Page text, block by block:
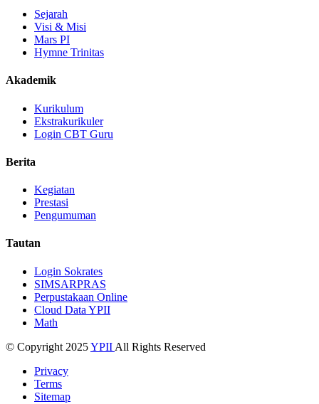
Sejarah
Visi & Misi
Mars PI
Hymne Trinitas
Akademik
Kurikulum
Ekstrakurikuler
Login CBT Guru
Berita
Kegiatan
Prestasi
Pengumuman
Tautan
Login Sokrates
SIMSARPRAS
Perpustakaan Online
Cloud Data YPII
Math
© Copyright 2025YPII All Rights Reserved
Privacy
Terms
Sitemap